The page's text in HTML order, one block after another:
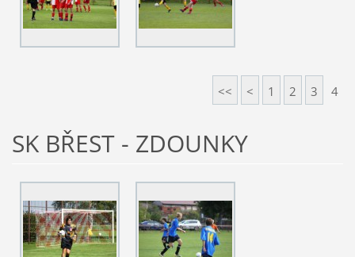
<< < 1 2 3 4
SK BŘEST - ZDOUNKY